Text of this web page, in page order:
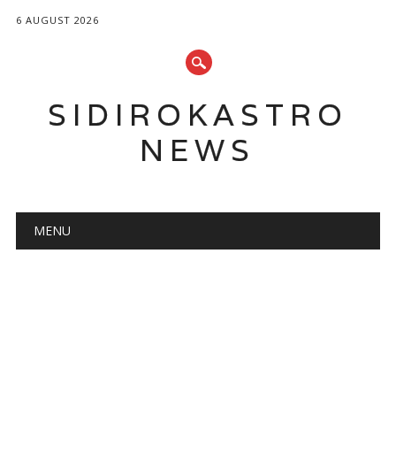
6 AUGUST 2026
SIDIROKASTRO
NEWS
Main menu
MENU